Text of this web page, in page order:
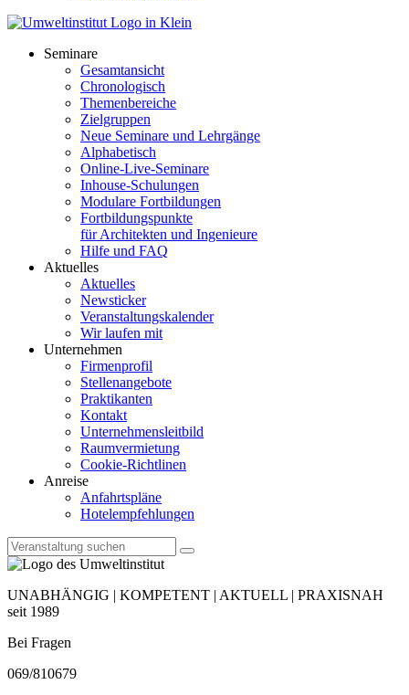
Seminare
Gesamtansicht
Chronologisch
Themenbereiche
Zielgruppen
Neue Seminare und Lehrgänge
Alphabetisch
Online-Live-Seminare
Inhouse-Schulungen
Modulare Fortbildungen
Fortbildungspunkte
für Architekten und Ingenieure
Hilfe und FAQ
Aktuelles
Aktuelles
Newsticker
Veranstaltungskalender
Wir laufen mit
Unternehmen
Firmenprofil
Stellenangebote
Praktikanten
Kontakt
Unternehmensleitbild
Raumvermietung
Cookie-Richtlinen
Anreise
Anfahrtspläne
Hotelempfehlungen
UNABHÄNGIG | KOMPETENT | AKTUELL | PRAXISNAH
seit 1989
Bei Fragen
069/810679